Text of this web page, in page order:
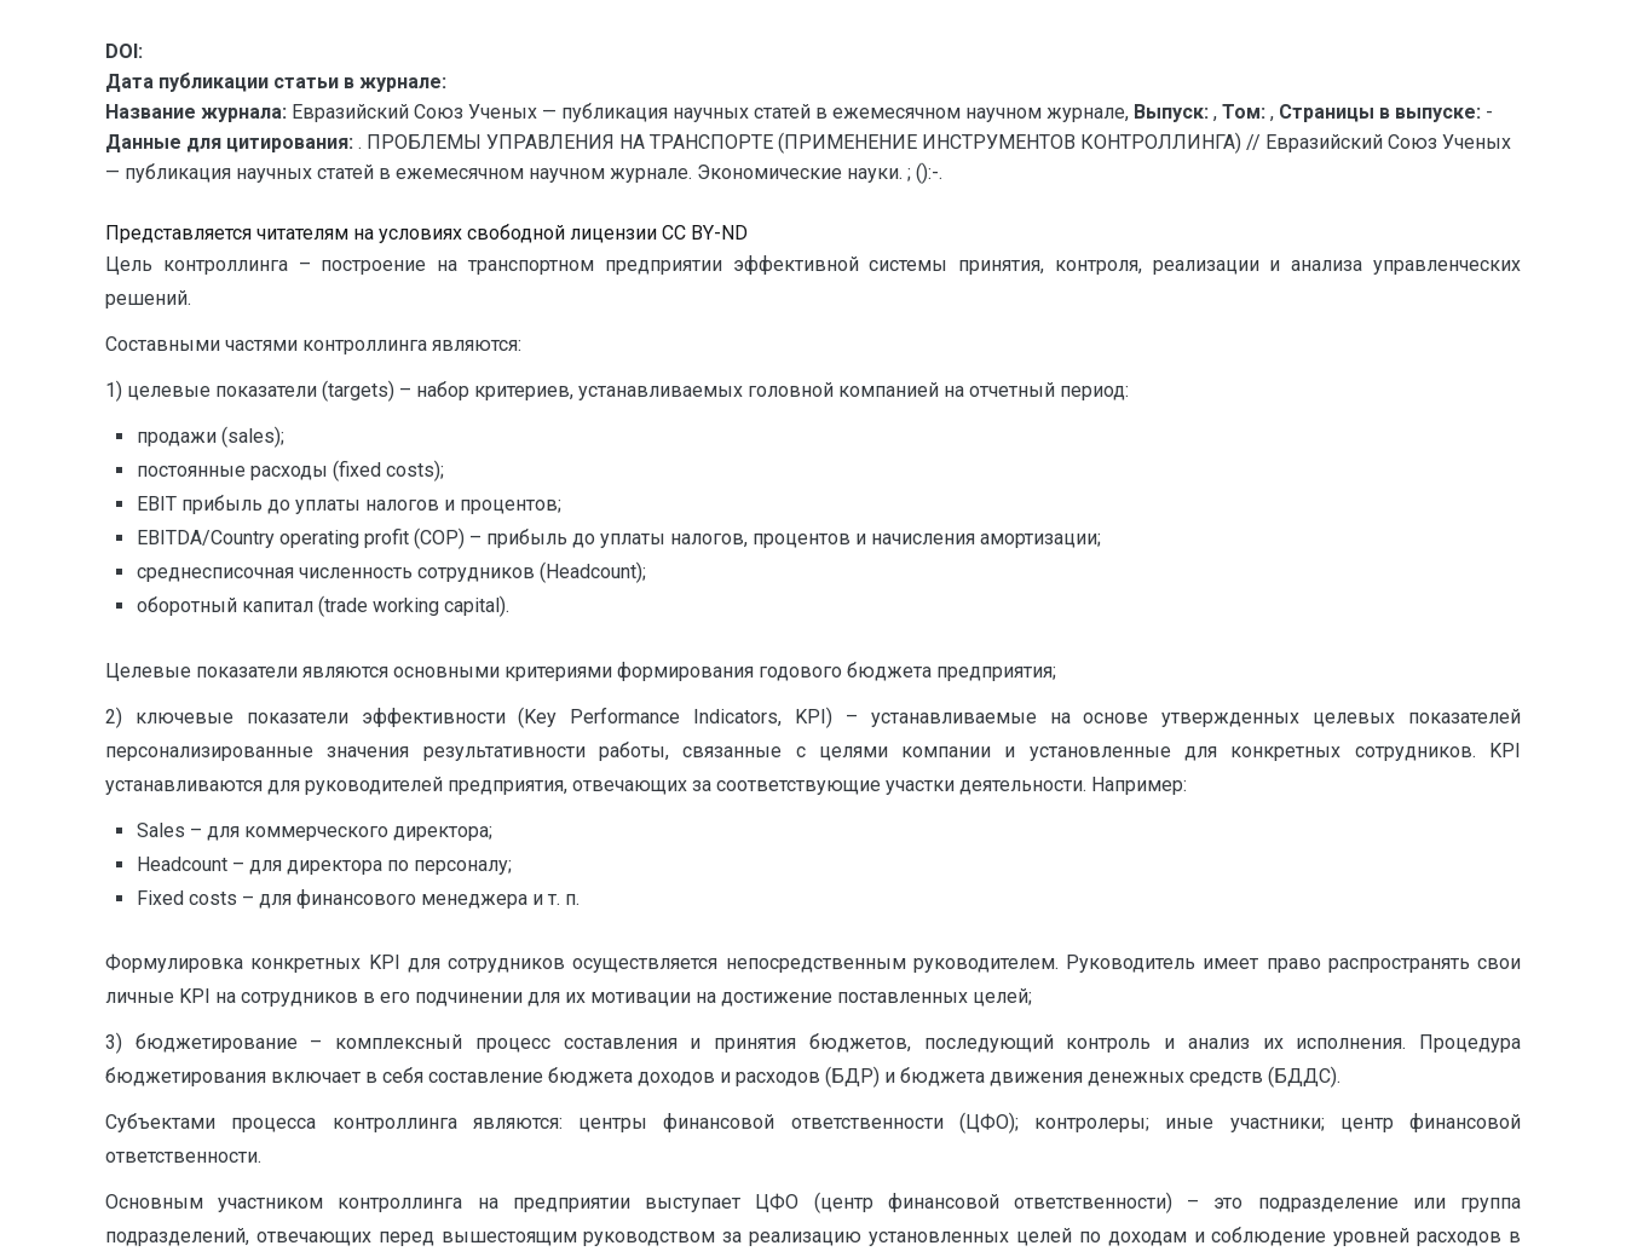
DOI:
Дата публикации статьи в журнале:
Название журнала: Евразийский Союз Ученых — публикация научных статей в ежемесячном научном журнале, Выпуск: , Том: , Страницы в выпуске: -
Данные для цитирования: . ПРОБЛЕМЫ УПРАВЛЕНИЯ НА ТРАНСПОРТЕ (ПРИМЕНЕНИЕ ИНСТРУМЕНТОВ КОНТРОЛЛИНГА) // Евразийский Союз Ученых
— публикация научных статей в ежемесячном научном журнале. Экономические науки. ; ():-.
Представляется читателям на условиях свободной лицензии CC BY-ND
Цель контроллинга – построение на транспортном предприятии эффективной системы принятия, контроля, реализации и анализа управленческих
решений.
Составными частями контроллинга являются:
1) целевые показатели (targets) – набор критериев, устанавливаемых головной компанией на отчетный период:
продажи (sales);
постоянные расходы (fixed costs);
EBIT прибыль до уплаты налогов и процентов;
EBITDA/Country operating profit (COP) – прибыль до уплаты налогов, процентов и начисления амортизации;
среднесписочная численность сотрудников (Headcount);
оборотный капитал (trade working capital).
Целевые показатели являются основными критериями формирования годового бюджета предприятия;
2) ключевые показатели эффективности (Key Performance Indicators, KPI) – устанавливаемые на основе утвержденных целевых показателей
персонализированные значения результативности работы, связанные с целями компании и установленные для конкретных сотрудников. KPI
устанавливаются для руководителей предприятия, отвечающих за соответствующие участки деятельности. Например:
Sales – для коммерческого директора;
Headcount – для директора по персоналу;
Fixed costs – для финансового менеджера и т. п.
Формулировка конкретных KPI для сотрудников осуществляется непосредственным руководителем. Руководитель имеет право распространять свои
личные KPI на сотрудников в его подчинении для их мотивации на достижение поставленных целей;
3) бюджетирование – комплексный процесс составления и принятия бюджетов, последующий контроль и анализ их исполнения. Процедура
бюджетирования включает в себя составление бюджета доходов и расходов (БДР) и бюджета движения денежных средств (БДДС).
Субъектами процесса контроллинга являются: центры финансовой ответственности (ЦФО); контролеры; иные участники; центр финансовой
ответственности.
Основным участником контроллинга на предприятии выступает ЦФО (центр финансовой ответственности) – это подразделение или группа
подразделений, отвечающих перед вышестоящим руководством за реализацию установленных целей по доходам и соблюдение уровней расходов в